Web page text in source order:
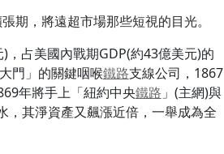
期，將遠超市場那些短視的目光。
占美國內戰期GDP(約43億美元)的
門」的關鍵咽喉鐵路支線公司，1867
年將手上「紐約中央鐵路 」(主網)與
，其淨資產又飆漲近倍，一舉成為全